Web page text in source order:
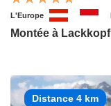
L'Europe
Montée à Lackkopf
Distance 4 km